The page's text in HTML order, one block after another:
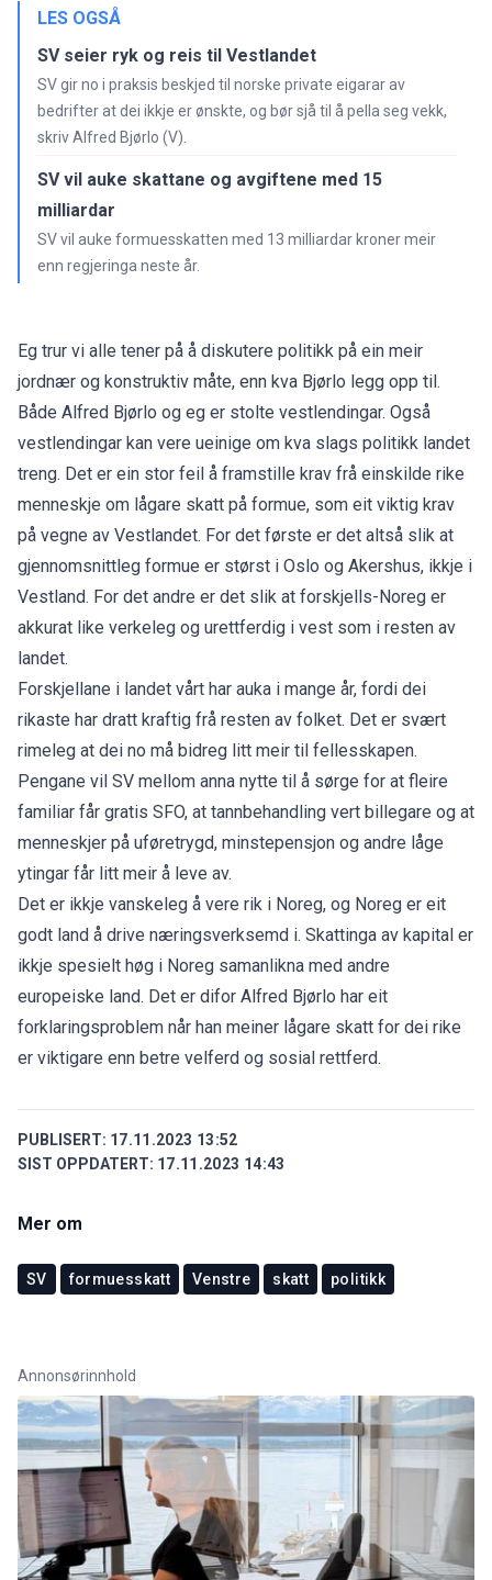
LES OGSÅ
SV seier ryk og reis til Vestlandet
SV gir no i praksis beskjed til norske private eigarar av
bedrifter at dei ikkje er ønskte, og bør sjå til å pella seg vekk,
skriv Alfred Bjørlo (V).
SV vil auke skattane og avgiftene med 15
milliardar
SV vil auke formuesskatten med 13 milliardar kroner meir
enn regjeringa neste år.
Eg trur vi alle tener på å diskutere politikk på ein meir
jordnær og konstruktiv måte, enn kva Bjørlo legg opp til.
Både Alfred Bjørlo og eg er stolte vestlendingar. Også
vestlendingar kan vere ueinige om kva slags politikk landet
treng. Det er ein stor feil å framstille krav frå einskilde rike
menneskje om lågare skatt på formue, som eit viktig krav
på vegne av Vestlandet. For det første er det altså slik at
gjennomsnittleg formue er størst i Oslo og Akershus, ikkje i
Vestland. For det andre er det slik at forskjells-Noreg er
akkurat like verkeleg og urettferdig i vest som i resten av
landet.
Forskjellane i landet vårt har auka i mange år, fordi dei
rikaste har dratt kraftig frå resten av folket. Det er svært
rimeleg at dei no må bidreg litt meir til fellesskapen.
Pengane vil SV mellom anna nytte til å sørge for at fleire
familiar får gratis SFO, at tannbehandling vert billegare og at
menneskjer på uføretrygd, minstepensjon og andre låge
ytingar får litt meir å leve av.
Det er ikkje vanskeleg å vere rik i Noreg, og Noreg er eit
godt land å drive næringsverksemd i. Skattinga av kapital er
ikkje spesielt høg i Noreg samanlikna med andre
europeiske land. Det er difor Alfred Bjørlo har eit
forklaringsproblem når han meiner lågare skatt for dei rike
er viktigare enn betre velferd og sosial rettferd.
PUBLISERT: 17.11.2023 13:52
SIST OPPDATERT: 17.11.2023 14:43
Mer om
SV formuesskatt Venstre skatt politikk
Annonsørinnhold